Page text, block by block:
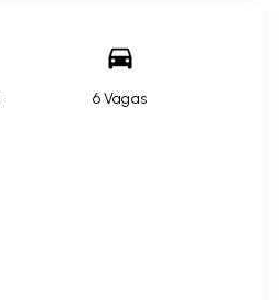
6 Vagas